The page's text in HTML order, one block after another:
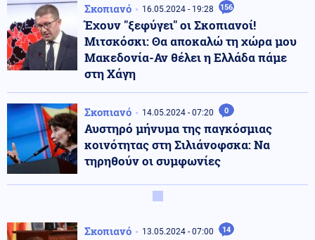
Σκοπιανό 16.05.2024 - 19:28 156
Έχουν "ξεφύγει" οι Σκοπιανοί!
Μιτσκόσκι: Θα αποκαλώ τη χώρα μου
Μακεδονία-Αν θέλει η Ελλάδα πάμε
στη Χάγη
Σκοπιανό 14.05.2024 - 07:20 0
Αυστηρό μήνυμα της παγκόσμιας
κοινότητας στη Σιλιάνοφσκα: Να
τηρηθούν οι συμφωνίες
Σκοπιανό 13.05.2024 - 07:00 14